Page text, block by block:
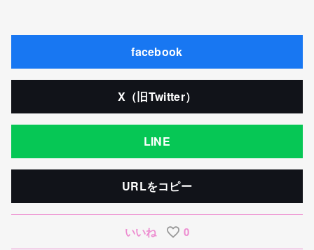
facebook
X（旧Twitter）
LINE
URLをコピー
いいね 0